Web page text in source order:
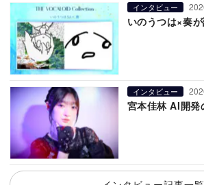
インタビュー
いのうつは×奏
インタビュー
宮本佳林 AI開発